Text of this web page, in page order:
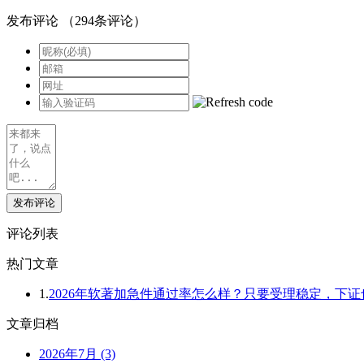
发布评论 （294条评论）
发布评论
评论列表
热门文章
1.2026年软著加急件通过率怎么样？只要受理稳定，下证
文章归档
2026年7月 (3)